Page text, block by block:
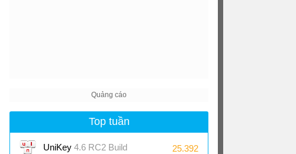
Top tuần
UniKey 4.6 RC2 Build 25.392